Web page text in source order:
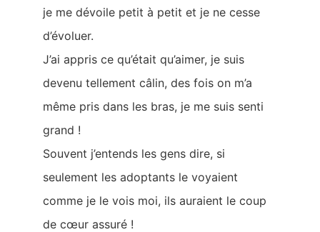
je me dévoile petit à petit et je ne cesse
d’évoluer.
J’ai appris ce qu’était qu’aimer, je suis
devenu tellement câlin, des fois on m’a
même pris dans les bras, je me suis senti
grand !
Souvent j’entends les gens dire, si
seulement les adoptants le voyaient
comme je le vois moi, ils auraient le coup
de cœur assuré !